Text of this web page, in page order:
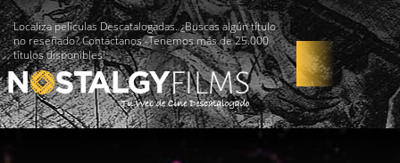
Localiza películas Descatalogadas. ¿Buscas algún título
no reseñado? Contáctanos -Tenemos más de 25.000
títulos disponibles!